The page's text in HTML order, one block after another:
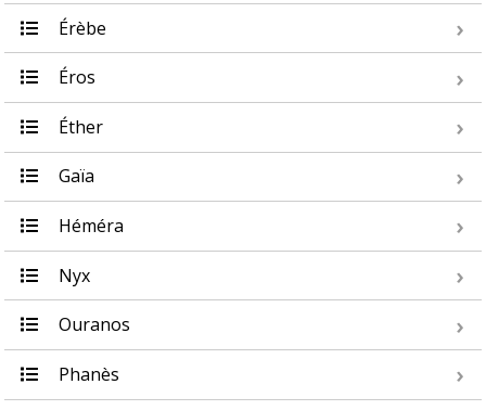
Érèbe
Éros
Éther
Gaïa
Héméra
Nyx
Ouranos
Phanès